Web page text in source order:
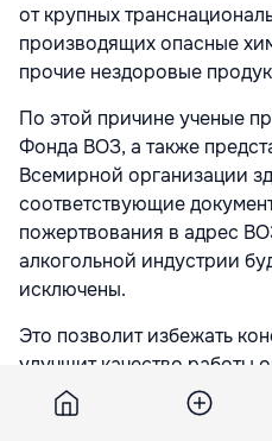
от крупных
производящих опасные
прочие нездоровые
По этой причине ученые
Фонда ВОЗ, а также
Всемирной организации
соответствующие
пожертвования в адрес
алкогольной индустрии
исключены.
Это позволит избежать
улучшит качество работы
медики.